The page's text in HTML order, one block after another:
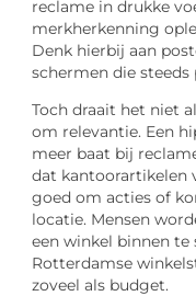
reclame in drukke
merkherkenning
Denk hierbij aan
schermen die
Toch draait het niet
om relevantie. Een
meer baat bij
dat kantoorartikelen
goed om acties of
locatie. Mensen
een winkel binnen te
Rotterdamse
zoveel als budget.